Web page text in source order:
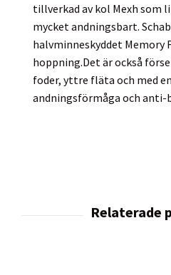
tillverkad av kol Mexh som
mycket andningsbart.
halvminneskyddet Memory
hoppning.Det är också
foder, yttre fläta och med
andningsförmåga och anti-